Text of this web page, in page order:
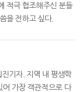
적극 협조해주신 분들
을 전하고 싶다.
기자. 지역 내 평생학
어 가장 객관적으로 다